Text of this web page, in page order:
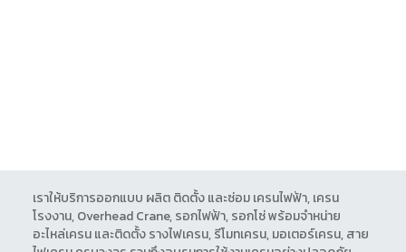
เราให้บริการออกแบบ ผลิต ติดตั้ง และซ่อม เครนไฟฟ้า, เครน
โรงงาน, Overhead Crane, รอกไฟฟ้า, รอกโซ่ พร้อมจำหน่าย
อะไหล่เครน และติดตั้ง รางไฟเครน, รีโมทเครน, มอเตอร์เครน, สาย